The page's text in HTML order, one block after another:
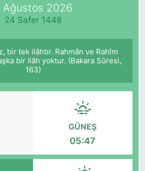
Ağustos 2026
24 Safer 1448
bir tek ilâhtır. Rahmân ve Rahîm
bir ilâh yoktur. (Bakara Sûresi,
163)
GÜNEŞ
05:47